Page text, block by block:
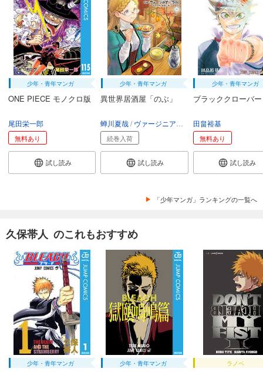
試し読み
あらすじを表示する
BLEACH カラー版 48
716円 (税込)
完結
カート
試し読み
BLEACH カラー版 49
完結
カート
695 円 (税込)
試し読み
あらすじを表示する
BLEACH カラー版 51
695円 (税込)
完結
カート
試し読み
あらすじを表示する
少年・青年マンガ
ONE PIECE モノクロ版
尾田栄一郎
無料あり
試し読み
少年・青年マンガ
異世界居酒屋「のぶ」
蝉川夏哉 ヴァージニア二等兵 転
続巻入荷
試し読み
少年・青年マンガ
ブラッククローバー
田畠裕基
無料あり
試し読み
「少年マンガ」ランキングの一覧へ
久保帯人 のこれもおすすめ
少年・青年マンガ 少年・青年マンガ ラノベ